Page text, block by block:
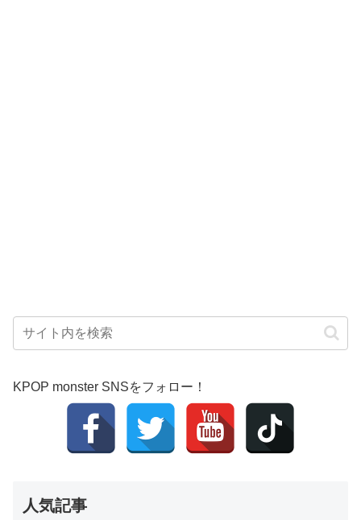
KPOP monster SNSをフォロー！
人気記事